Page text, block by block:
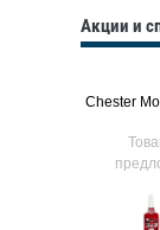
Акции и
Chester